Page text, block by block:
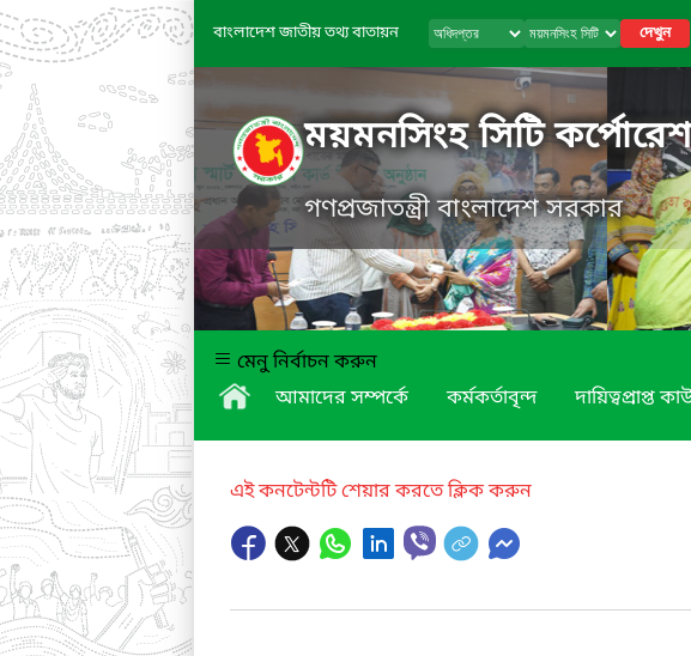
বাংলাদেশ জাতীয় তথ্য বাতায়ন দেখুন
ময়মনসিংহ সিটি
গণপ্রজাতন্ত্রী বাংলাদেশ সরকার
মেনু নির্বাচন করুন
আমাদের সম্পর্কে
কর্মকর্তাবৃন্দ দায়িত্বপ্রাপ্ত
এই কনটেন্টটি শেয়ার করতে ক্লিক করুন